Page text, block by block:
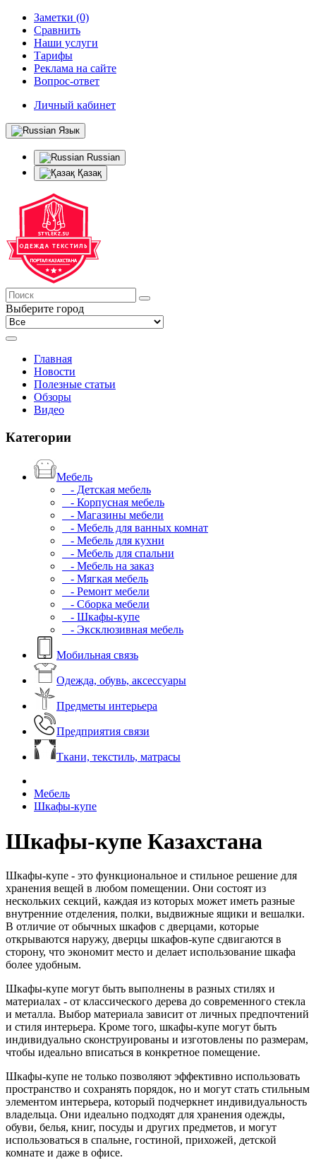
Заметки (0)
Сравнить
Наши услуги
Тарифы
Реклама на сайте
Вопрос-ответ
Личный кабинет
Язык
Russian
Қазақ
Выберите город
Главная
Новости
Полезные статьи
Обзоры
Видео
Категории
Мебель
- Детская мебель
- Корпусная мебель
- Магазины мебели
- Мебель для ванных комнат
- Мебель для кухни
- Мебель для спальни
- Мебель на заказ
- Мягкая мебель
- Ремонт мебели
- Сборка мебели
- Шкафы-купе
- Эксклюзивная мебель
Мобильная связь
Одежда, обувь, аксессуары
Предметы интерьера
Предприятия связи
Ткани, текстиль, матрасы
Мебель
Шкафы-купе
Шкафы-купе Казахстана
Шкафы-купе - это функциональное и стильное решение для
хранения вещей в любом помещении. Они состоят из
нескольких секций, каждая из которых может иметь разные
внутренние отделения, полки, выдвижные ящики и вешалки.
В отличие от обычных шкафов с дверцами, которые
открываются наружу, дверцы шкафов-купе сдвигаются в
сторону, что экономит место и делает использование шкафа
более удобным.
Шкафы-купе могут быть выполнены в разных стилях и
материалах - от классического дерева до современного стекла
и металла. Выбор материала зависит от личных предпочтений
и стиля интерьера. Кроме того, шкафы-купе могут быть
индивидуально сконструированы и изготовлены по размерам,
чтобы идеально вписаться в конкретное помещение.
Шкафы-купе не только позволяют эффективно использовать
пространство и сохранять порядок, но и могут стать стильным
элементом интерьера, который подчеркнет индивидуальность
владельца. Они идеально подходят для хранения одежды,
обуви, белья, книг, посуды и других предметов, и могут
использоваться в спальне, гостиной, прихожей, детской
комнате и даже в офисе.